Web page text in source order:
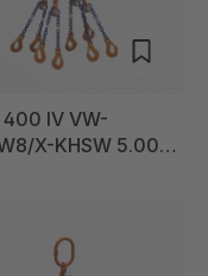
IV VW-
X-KHSW 5.000